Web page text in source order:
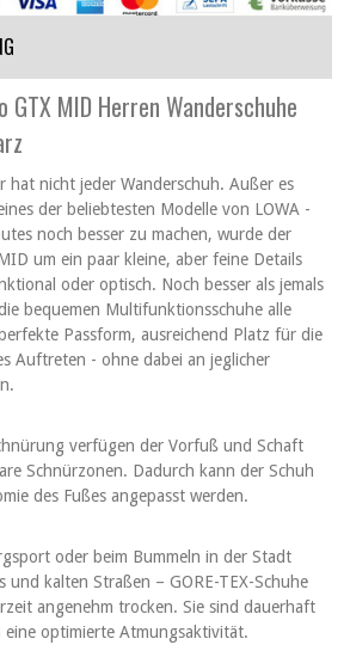
GTX MID Herren Wanderschuhe
hat nicht jeder Wanderschuh. Außer es
der beliebtesten Modelle von LOWA -
noch besser zu machen, wurde der
um ein paar kleine, aber feine Details
oder optisch. Noch besser als jemals
bequemen Multifunktionsschuhe alle
Passform, ausreichend Platz für die
Auftreten - ohne dabei an jeglicher
verfügen der Vorfuß und Schaft
Schnürzonen. Dadurch kann der Schuh
des Fußes angepasst werden.
oder beim Bummeln in der Stadt
und kalten Straßen – GORE-TEX-Schuhe
angenehm trocken. Sie sind dauerhaft
eine optimierte Atmungsaktivität.